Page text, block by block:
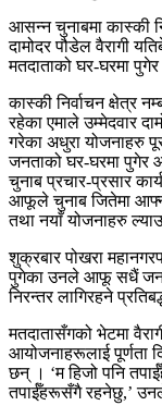
आसन्न चुनाबमा कास्की
दामोदर पौडेल वैरागी
मतदाताको घर-घरमा
कास्की निर्वाचन क्षेत्र
रहेका एमाले उम्मेदवार
गरेका अधुरा योजनाहरु
जनताको घर-घरमा पुगेर
चुनाब प्रचार-प्रसार
आफूले चुनाब जितेमा
तथा नयाँ योजनाहरु
शुक्रबार पोखरा
पुगेका उनले आफू सधैं
निरन्तर लागिरहने
मतदातासँगको भेटमा
आयोजनाहरूलाई पूर्णता
छन् । ‘म हिजो पनि
तपाईँहरूसँगै रहनेछु,’ उनले